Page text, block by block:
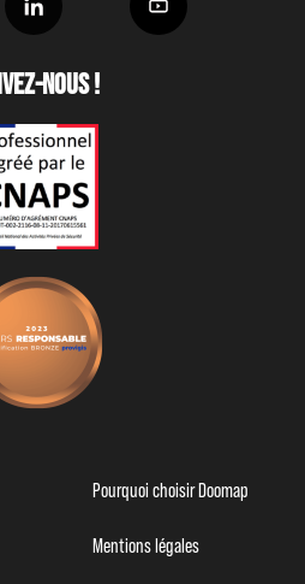
nous !
Pourquoi choisir Doomap
Mentions légales